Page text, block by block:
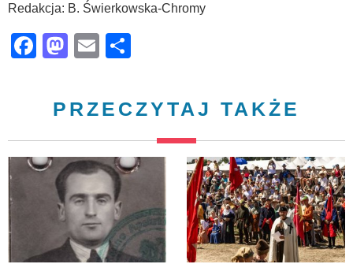
Redakcja: B. Świerkowska-Chromy
Facebook
Mastodon
Email
PRZECZYTAJ TAKŻE